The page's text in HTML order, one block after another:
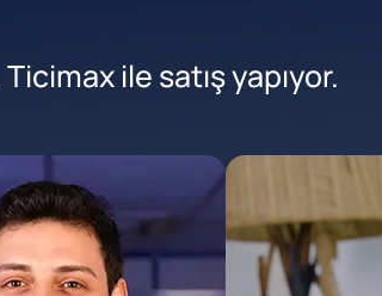
ile satış yapıyor.